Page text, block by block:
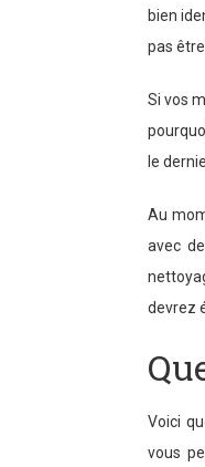
bien
pas
Si vos
le
Au
avec
devrez
Voici
vous